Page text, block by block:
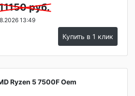
руб.
13:49
Купить в 1 клик
Ryzen 5 7500F Oem